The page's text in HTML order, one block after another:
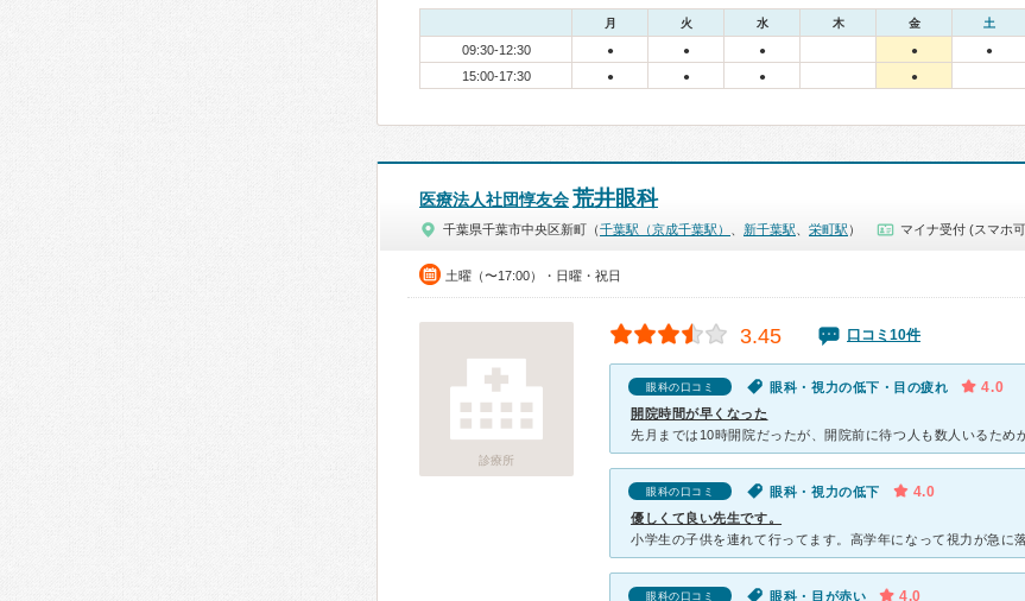
月 火 水 木 金 土
09:30-12:30 ● ● ● ● ●
15:00-17:30 ● ● ● ●
医療法人社団惇友会荒井眼科
千葉県千葉市中央区新町（千葉駅（京成千葉駅） 新千葉駅 栄町駅 ） マイナ受付 (スマホ
土曜（〜17:00）・日曜・祝日
診療所
3.45 口コミ10件
眼科の口コミ 眼科・視力の低下・目の疲れ 4.0
開院時間が早くなった
眼科の口コミ 眼科・視力の低下 4.0
優しくて良い先生です。
眼科の口コミ 眼科・目が赤い 4.0